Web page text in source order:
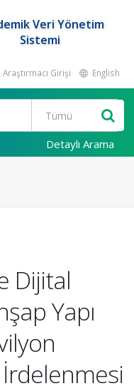
Veri Yönetim
Sistemi
Araştırmacı Girişi English
Detaylı Arama
Dijital
Yapı
İrdelenmesi